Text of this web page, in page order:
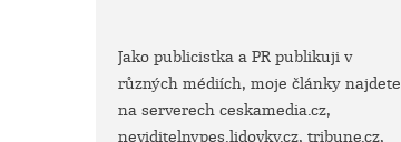
Jako publicistka a PR publikuji v
různých médiích, moje články najdete
na serverech ceskamedia.cz,
neviditelnypes.lidovky.cz, tribune.cz,